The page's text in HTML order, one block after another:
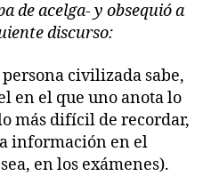
de acelga- y obsequió a
discurso:
civilizada sabe,
en el que uno anota lo
más difícil de recordar,
información en el
en los exámenes).